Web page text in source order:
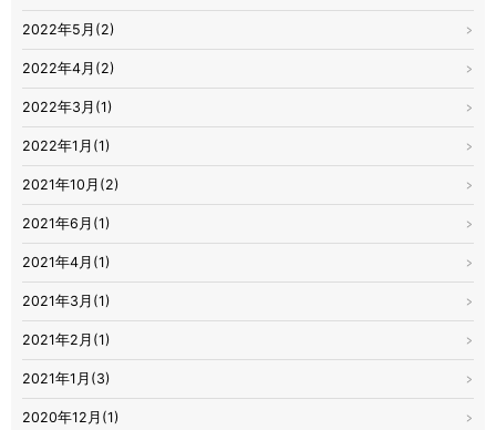
2022年5月(2)
2022年4月(2)
2022年3月(1)
2022年1月(1)
2021年10月(2)
2021年6月(1)
2021年4月(1)
2021年3月(1)
2021年2月(1)
2021年1月(3)
2020年12月(1)